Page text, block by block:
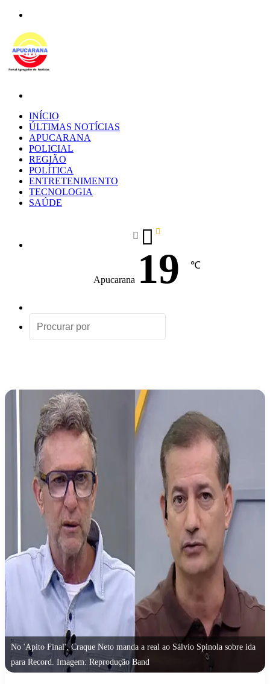
INÍCIO
ÚLTIMAS NOTÍCIAS
APUCARANA
POLICIAL
REGIÃO
POLÍTICA
ENTRETENIMENTO
TECNOLOGIA
SAÚDE
Apucarana 19 ℃
aleatório
No 'Apito Final', Craque Neto manda a real ao Sálvio Spinola sobre ida
para Record. Imagem: Reprodução Band